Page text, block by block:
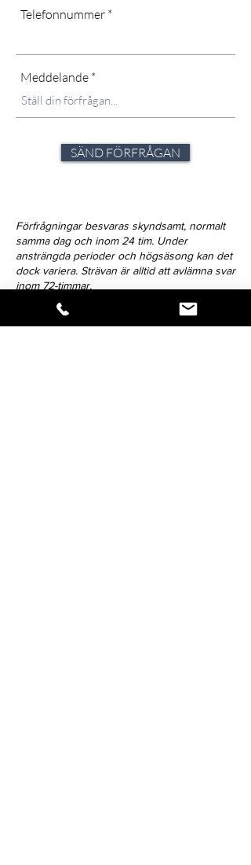
Telefonnummer
Meddelande
SÄND FÖRFRÅGAN
Förfrågningar besvaras skyndsamt, normalt
samma dag och inom 24 tim. Under
ansträngda perioder och högsäsong kan det
dock variera. Strävan är alltid att avlämna svar
inom 72-timmar.
Klicka på ikonen för att dela verket.